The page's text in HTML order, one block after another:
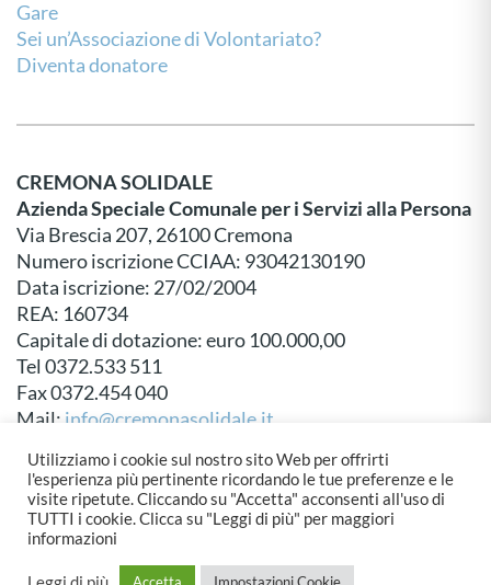
Gare
Sei un’Associazione di Volontariato?
Diventa donatore
CREMONA SOLIDALE
Azienda Speciale Comunale per i Servizi alla Persona
Via Brescia 207, 26100 Cremona
Numero iscrizione CCIAA: 93042130190
Data iscrizione: 27/02/2004
REA: 160734
Capitale di dotazione: euro 100.000,00
Tel 0372.533 511
Fax 0372.454 040
Mail: info@cremonasolidale.it
© Cremona Solidale - Created byEmberware&Dueper Design
Utilizziamo i cookie sul nostro sito Web per offrirti
l'esperienza più pertinente ricordando le tue preferenze e le
visite ripetute. Cliccando su "Accetta" acconsenti all'uso di
TUTTI i cookie. Clicca su "Leggi di più" per maggiori
informazioni
Accetta Impostazioni Cookie